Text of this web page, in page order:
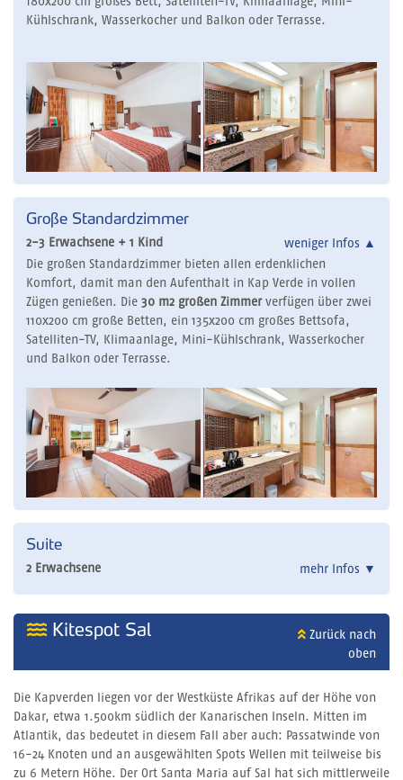
Kühlschrank, Wasserkocher und Balkon oder Terrasse.
Große Standardzimmer
2-3 Erwachsene + 1 Kind weniger Infos ▲
Die großen Standardzimmer bieten allen erdenklichen
Komfort, damit man den Aufenthalt in Kap Verde in vollen
Zügen genießen. Die 30 m2 großen Zimmerverfügen über zwei
110x200 cm große Betten, ein 135x200 cm großes Bettsofa,
Satelliten-TV, Klimaanlage, Mini-Kühlschrank, Wasserkocher
und Balkon oder Terrasse.
Suite
2 Erwachsene mehr Infos ▼
Kitespot Sal
Zurück nach
oben
Die Kapverden liegen vor der Westküste Afrikas auf der Höhe von
Dakar, etwa 1.500km südlich der Kanarischen Inseln. Mitten im
Atlantik, das bedeutet in diesem Fall aber auch: Passatwinde von
16-24 Knoten und an ausgewählten Spots Wellen mit teilweise bis
zu 6 Metern Höhe. Der Ort Santa Maria auf Sal hat sich mittlerweile